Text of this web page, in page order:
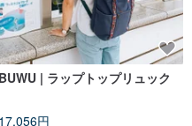
BUWU | ラップトップリュック
17,056円